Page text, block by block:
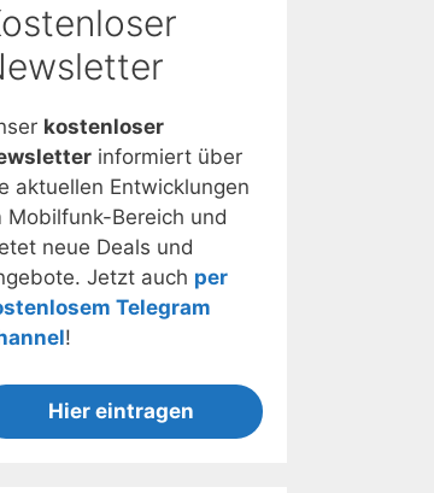
kostenloser
informiert über
aktuellen Entwicklungen
Mobilfunk-Bereich und
neue Deals und
Jetzt auch per
Telegram
!
Hier eintragen